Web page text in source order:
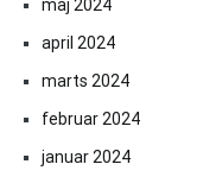
maj 2024
april 2024
marts 2024
februar 2024
januar 2024